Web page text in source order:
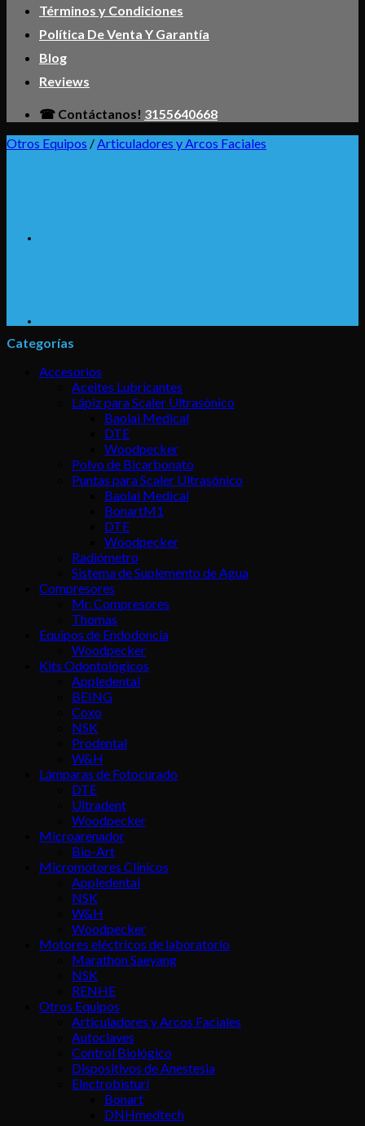
Términos y Condiciones
Política De Venta Y Garantía
Blog
Reviews
☎ Contáctanos! 3155640668
Otros Equipos /Articuladores y Arcos Faciales
Categorías
Accesorios
Aceites Lubricantes
Lápiz para Scaler Ultrasónico
Baolai Medical
DTE
Woodpecker
Polvo de Bicarbonato
Puntas para Scaler Ultrasónico
Baolai Medical
BonartM1
DTE
Woodpecker
Radiómetro
Sistema de Suplemento de Agua
Compresores
Mr. Compresores
Thomas
Equipos de Endodoncia
Woodpecker
Kits Odontológicos
Appledental
BEING
Coxo
NSK
Prodental
W&H
Lámparas de Fotocurado
DTE
Ultradent
Woodpecker
Microarenador
Bio-Art
Micromotores Clínicos
Appledental
NSK
W&H
Woodpecker
Motores eléctricos de laboratorio
Marathon Saeyang
NSK
RENHE
Otros Equipos
Articuladores y Arcos Faciales
Autoclaves
Control Biológico
Dispositivos de Anestesia
Electrobisturí
Bonart
DNHmedtech